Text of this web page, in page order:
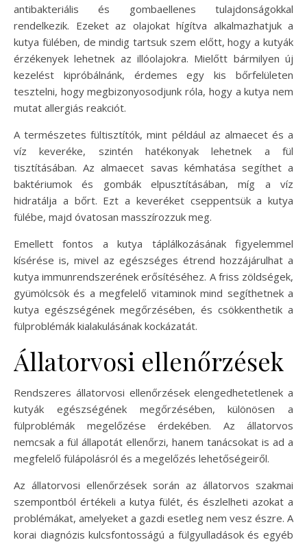
antibakteriális és gombaellenes tulajdonságokkal
rendelkezik. Ezeket az olajokat hígítva alkalmazhatjuk a
kutya fülében, de mindig tartsuk szem előtt, hogy a kutyák
érzékenyek lehetnek az illóolajokra. Mielőtt bármilyen új
kezelést kipróbálnánk, érdemes egy kis bőrfelületen
tesztelni, hogy megbizonyosodjunk róla, hogy a kutya nem
mutat allergiás reakciót.
A természetes fültisztítók, mint például az almaecet és a
víz keveréke, szintén hatékonyak lehetnek a fül
tisztításában. Az almaecet savas kémhatása segíthet a
baktériumok és gombák elpusztításában, míg a víz
hidratálja a bőrt. Ezt a keveréket cseppentsük a kutya
fülébe, majd óvatosan masszírozzuk meg.
Emellett fontos a kutya táplálkozásának figyelemmel
kísérése is, mivel az egészséges étrend hozzájárulhat a
kutya immunrendszerének erősítéséhez. A friss zöldségek,
gyümölcsök és a megfelelő vitaminok mind segíthetnek a
kutya egészségének megőrzésében, és csökkenthetik a
fülproblémák kialakulásának kockázatát.
Állatorvosi ellenőrzések
Rendszeres állatorvosi ellenőrzések elengedhetetlenek a
kutyák egészségének megőrzésében, különösen a
fülproblémák megelőzése érdekében. Az állatorvos
nemcsak a fül állapotát ellenőrzi, hanem tanácsokat is ad a
megfelelő fülápolásról és a megelőzés lehetőségeiről.
Az állatorvosi ellenőrzések során az állatorvos szakmai
szempontból értékeli a kutya fülét, és észlelheti azokat a
problémákat, amelyeket a gazdi esetleg nem vesz észre. A
korai diagnózis kulcsfontosságú a fülgyulladások és egyéb